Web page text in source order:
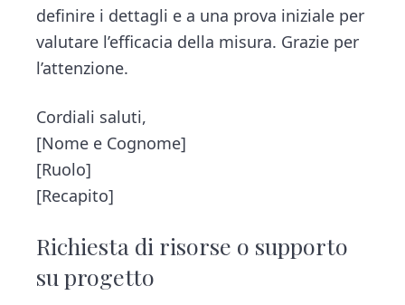
definire i dettagli e a una prova iniziale per
valutare l’efficacia della misura. Grazie per
l’attenzione.
Cordiali saluti,
[Nome e Cognome]
[Ruolo]
[Recapito]
Richiesta di risorse o supporto
su progetto